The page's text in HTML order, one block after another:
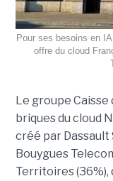
Pour ses besoins en
offre du cloud
Le groupe
briques du cloud
créé par Dassault
Bouygues
Territoires (36%),